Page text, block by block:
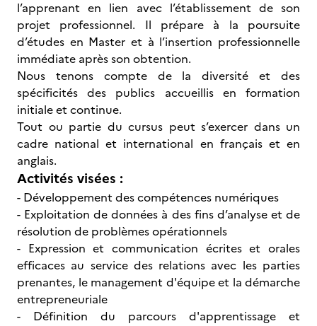
l’apprenant en lien avec l’établissement de son
projet professionnel. Il prépare à la poursuite
d’études en Master et à l’insertion professionnelle
immédiate après son obtention.
Nous tenons compte de la diversité et des
spécificités des publics accueillis en formation
initiale et continue.
Tout ou partie du cursus peut s’exercer dans un
cadre national et international en français et en
anglais.
Activités visées :
- Développement des compétences numériques
- Exploitation de données à des fins d’analyse et de
résolution de problèmes opérationnels
- Expression et communication écrites et orales
efficaces au service des relations avec les parties
prenantes, le management d'équipe et la démarche
entrepreneuriale
- Définition du parcours d'apprentissage et